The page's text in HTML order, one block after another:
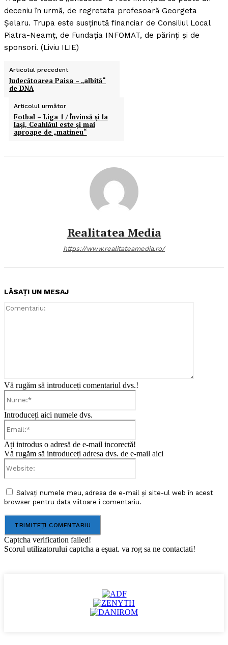
deceniu în urmă, de regretata profesoară Georgeta
Şelaru. Trupa este susţinută financiar de Consiliul Local
Piatra-Neamţ, de Fundaţia INFOMAT, de părinţi şi de
sponsori. (Liviu ILIE)
Articolul precedent
Judecătoarea Paisa – „albită“
de DNA
Articolul următor
Fotbal – Liga 1 / Învinsă şi la
Iaşi, Ceahlăul este şi mai
aproape de „matineu“
Realitatea Media
https://www.realitateamedia.ro/
LĂSAȚI UN MESAJ
Vă rugăm să introduceți comentariul dvs.!
Introduceți aici numele dvs.
Ați introdus o adresă de e-mail incorectă!
Vă rugăm să introduceți adresa dvs. de e-mail aici
Salvați numele meu, adresa de e-mail și site-ul web în acest
browser pentru data viitoare i comentariu.
Captcha verification failed!
Scorul utilizatorului captcha a eșuat. va rog sa ne contactati!